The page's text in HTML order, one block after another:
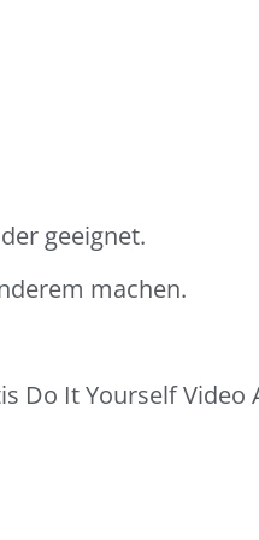
geeignet.
machen.
Do It Yourself Video